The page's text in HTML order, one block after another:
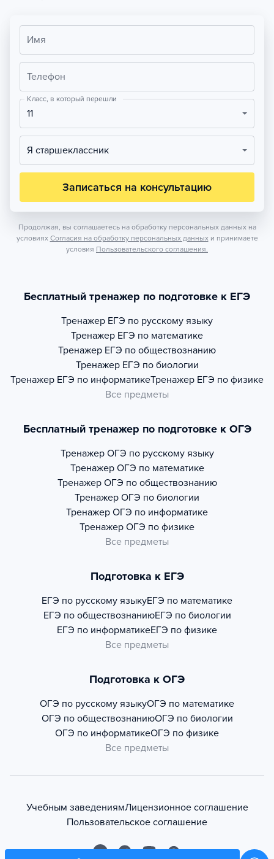
Имя
Телефон
Класс, в который перешли
11
Я старшеклассник
Записаться на консультацию
Продолжая, вы соглашаетесь на обработку персональных данных на
условиях Согласия на обработку персональных данных и принимаете
условия Пользовательского соглашения.
Бесплатный тренажер по подготовке к ЕГЭ
Тренажер ЕГЭ по русскому языку
Тренажер ЕГЭ по математике
Тренажер ЕГЭ по обществознанию
Тренажер ЕГЭ по биологии
Тренажер ЕГЭ по информатикеТренажер ЕГЭ по физике
Все предметы
Бесплатный тренажер по подготовке к ОГЭ
Тренажер ОГЭ по русскому языку
Тренажер ОГЭ по математике
Тренажер ОГЭ по обществознанию
Тренажер ОГЭ по биологии
Тренажер ОГЭ по информатике
Тренажер ОГЭ по физике
Все предметы
Подготовка к ЕГЭ
ЕГЭ по русскому языкуЕГЭ по математике
ЕГЭ по обществознаниюЕГЭ по биологии
ЕГЭ по информатикеЕГЭ по физике
Все предметы
Подготовка к ОГЭ
ОГЭ по русскому языкуОГЭ по математике
ОГЭ по обществознаниюОГЭ по биологии
ОГЭ по информатикеОГЭ по физике
Все предметы
Учебным заведениямЛицензионное соглашение
Пользовательское соглашение